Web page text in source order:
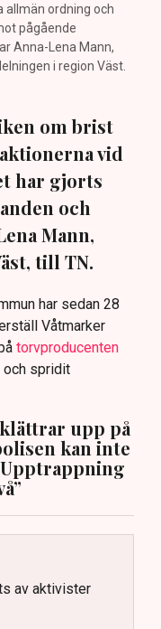
allmän ordning och
pågående
Anna-Lena Mann,
i region Väst.
om brist
vid
har gjorts
och
Mann,
till TN.
har sedan 28
Våtmarker
torvproducenten
och spridit
upp på
kan inte
av aktivister